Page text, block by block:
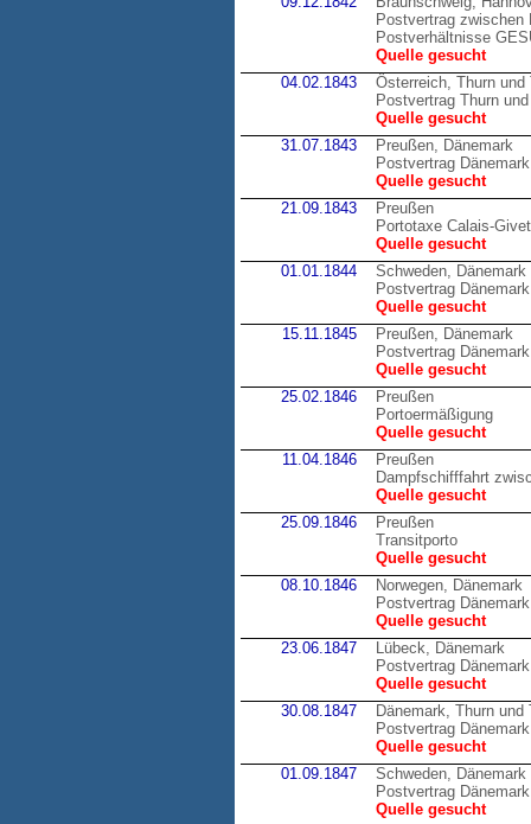
Postvertrag zwischen
Postverhältnisse
Quelle gesucht
04.02.1843
Österreich, Thurn und
Postvertrag Thurn
Quelle gesucht
31.07.1843
Preußen, Dänemark
Postvertrag
Quelle gesucht
21.09.1843
Preußen
Portotaxe Calais-Givet
Quelle gesucht
01.01.1844
Schweden, Dänemark
Postvertrag
Quelle gesucht
15.11.1845
Preußen, Dänemark
Postvertrag
Quelle gesucht
25.02.1846
Preußen
Portoermäßigung
Quelle gesucht
11.04.1846
Preußen
Dampfschifffahrt
Quelle gesucht
25.09.1846
Preußen
Transitporto
Quelle gesucht
08.10.1846
Norwegen, Dänemark
Postvertrag
Quelle gesucht
23.06.1847
Lübeck, Dänemark
Postvertrag
Quelle gesucht
30.08.1847
Dänemark, Thurn und
Postvertrag
Quelle gesucht
01.09.1847
Schweden, Dänemark
Postvertrag
Quelle gesucht